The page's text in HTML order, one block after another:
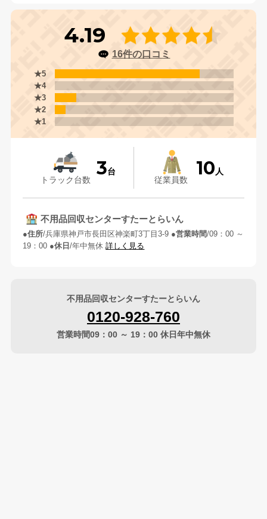
4.19
16件の口コミ
★5
★4
★3
★2
★1
トラック台数
3台
従業員数
10 人
不用品回収センターすたーとらいん
住所 兵庫県神戸市長田区神楽町3丁目3-9 営業時間 09：00 ～
19：00
休日 年中無休 詳しく見る
不用品回収センターすたーとらいん
0120-928-760
営業時間09：00 ～ 19：00 休日年中無休